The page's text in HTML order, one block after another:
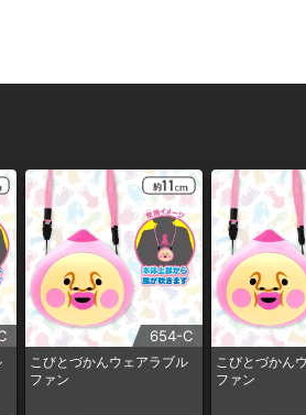
654-C
こびとづかんウェアラブル
ファン
こびとづかん
ファン